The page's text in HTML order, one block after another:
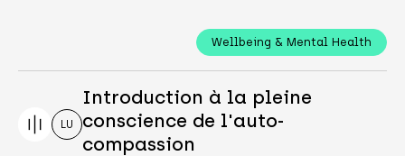
Wellbeing & Mental Health
LU
Introduction à la pleine
conscience de l'auto-
compassion